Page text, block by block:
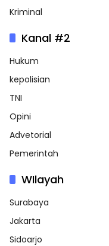
Kriminal
Kanal #2
Hukum
kepolisian
TNI
Opini
Advetorial
Pemerintah
WIlayah
Surabaya
Jakarta
Sidoarjo